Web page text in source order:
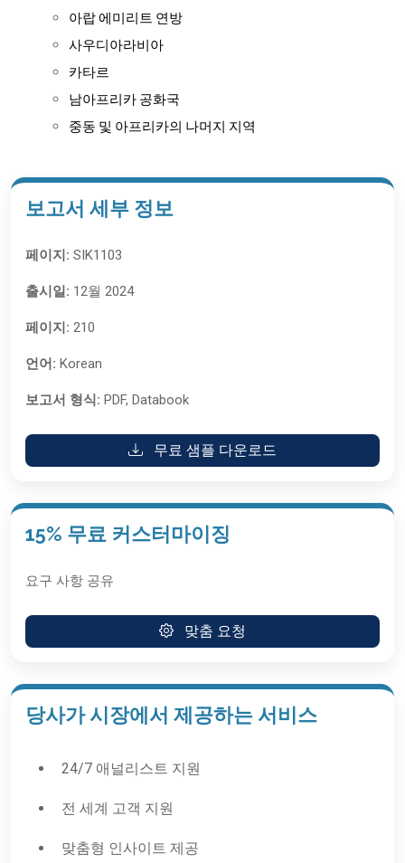
아랍 에미리트 연방
사우디아라비아
카타르
남아프리카 공화국
중동 및 아프리카의 나머지 지역
보고서 세부 정보
페이지: SIK1103
출시일: 12월 2024
페이지: 210
언어: Korean
보고서 형식: PDF, Databook
무료 샘플 다운로드
15% 무료 커스터마이징
요구 사항 공유
맞춤 요청
당사가 시장에서 제공하는 서비스
24/7 애널리스트 지원
전 세계 고객 지원
맞춤형 인사이트 제공